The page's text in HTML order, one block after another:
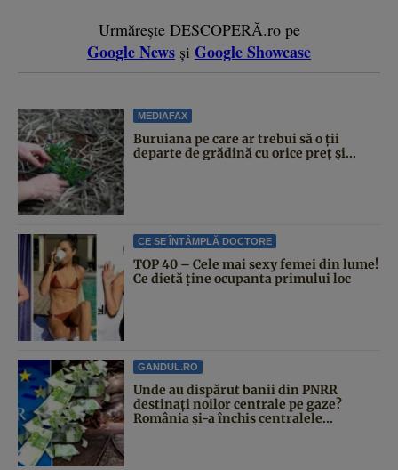
Urmărește DESCOPERĂ.ro pe
Google News și Google Showcase
MEDIAFAX
Buruiana pe care ar trebui să o ții
departe de grădină cu orice preț și...
CE SE ÎNTÂMPLĂ DOCTORE
TOP 40 – Cele mai sexy femei din lume!
Ce dietă ține ocupanta primului loc
GANDUL.RO
Unde au dispărut banii din PNRR
destinați noilor centrale pe gaze?
România și-a închis centralele...